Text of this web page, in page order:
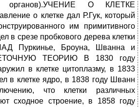
органов).УЧЕНИЕ О КЛЕТКЕ
о клетке дал Р.Гук, который
им примитивного
в срезе пробкового дерева клетки
Пуркинье, Броуна, Шванна и
ТЕОРИЮ В 1830 году
в клетке цитоплазму, в 1833
в клетке ядро, в 1838 году Шванн
что клетки различных
сходное строение, в 1858 году